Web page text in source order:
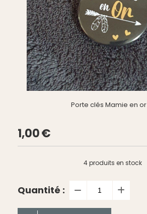
Porte clés Mamie en or
1,00€
4produits en stock
Quantité :